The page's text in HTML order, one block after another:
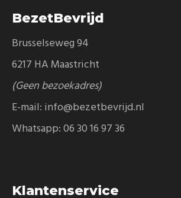
BezetBevrijd
Brusselseweg 94
6217 HA Maastricht
(Geen bezoekadres)
E-mail: info@bezetbevrijd.nl
Whatsapp:06 30 16 97 36
Klantenservice